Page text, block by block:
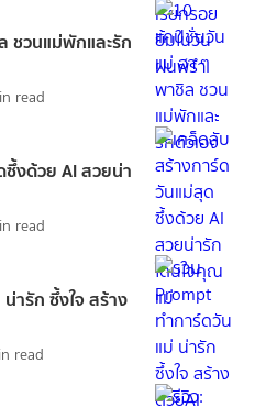
read
งด้วย AI สวยน่า
read
ารัก ซึ้งใจ สร้าง
read